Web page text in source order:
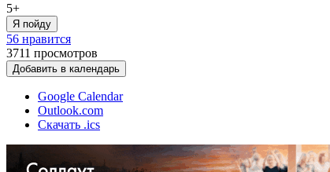
5+
Я пойду
56 нравится
3711 просмотров
Добавить в календарь
Google Calendar
Outlook.com
Скачать .ics